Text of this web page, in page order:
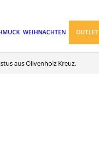
WEIHNACHTEN OUTLET
aus Olivenholz Kreuz.